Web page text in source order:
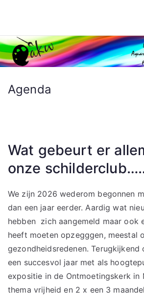
de
inhoud
Schilderen
Agenda
Wat gebeurt er
onze
We zijn 2026 wederom begonnen
dan een jaar eerder. Aardig wat
hebben zich aangemeld maar ook
heeft moeten opzegggen, meestal
gezondheidsredenen.
een succesvol jaar met als
expositie in de Ontmoetingskerk in
thema vrijheid en 2 x een 3